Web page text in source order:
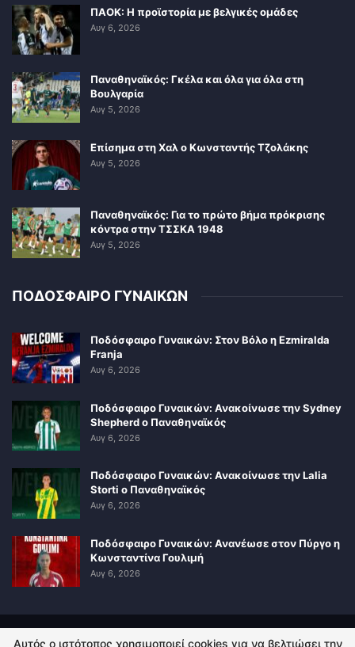
ΠΑΟΚ: Η προϊστορία με βελγικές ομάδες
Αυγ 6, 2026
Παναθηναϊκός: Γκέλα και όλα για όλα στη
Βουλγαρία
Αυγ 5, 2026
Επίσημα στη Χαλ ο Κωνσταντής Τζολάκης
Αυγ 5, 2026
Παναθηναϊκός: Για το πρώτο βήμα πρόκρισης
κόντρα στην ΤΣΣΚΑ 1948
Αυγ 5, 2026
ΠΟΔΟΣΦΑΙΡΟ ΓΥΝΑΙΚΩΝ
Ποδόσφαιρο Γυναικών: Στον Βόλο η Ezmiralda
Franja
Αυγ 6, 2026
Ποδόσφαιρο Γυναικών: Ανακοίνωσε την Sydney
Shepherd ο Παναθηναϊκός
Αυγ 6, 2026
Ποδόσφαιρο Γυναικών: Ανακοίνωσε την Lalia
Storti ο Παναθηναϊκός
Αυγ 6, 2026
Ποδόσφαιρο Γυναικών: Ανανέωσε στον Πύργο η
Κωνσταντίνα Γουλιμή
Αυγ 6, 2026
Αυτός ο ιστότοπος χρησιμοποιεί cookies για να βελτιώσει την